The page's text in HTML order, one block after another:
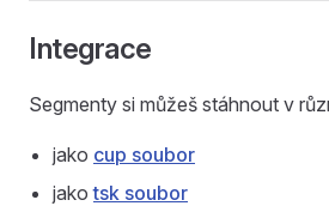
Integrace
Segmenty si můžeš stáhnout v
jako cup soubor
jakotsk soubor